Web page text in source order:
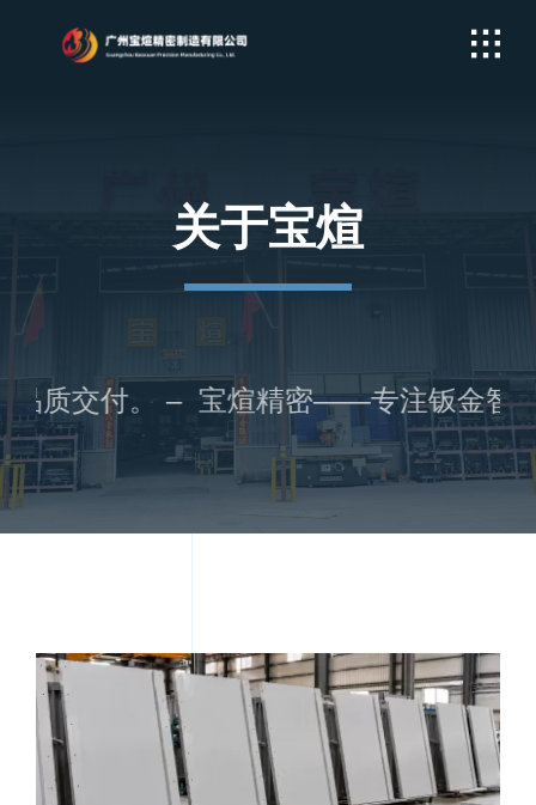
关于宝煊
交付。 – 宝煊精密——专注钣金智造